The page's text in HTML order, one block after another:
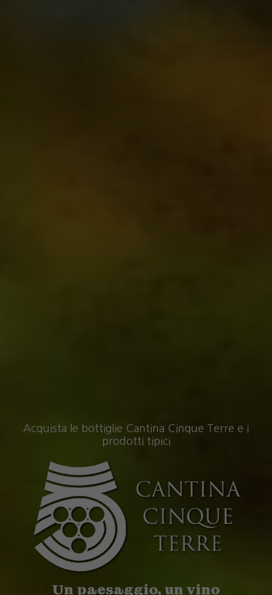
Acquista le bottiglie Cantina Cinque Terre e i
prodotti tipici
Un paesaggio, un vino